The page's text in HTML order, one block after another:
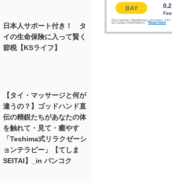
日本人サポート付き！ タ
イの生命保険に入って賢く
節税【KSライフ】
【タイ・マッサージと何が
違うの？】ゴッドハンド直
伝の精鋭たちがあなたの体
を触れて・見て・癒やす
「Teshima式リラクゼーシ
ョンテラピー」【てしま
SEITAI】_in バンコク